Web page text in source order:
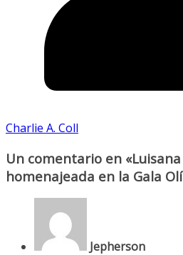
Charlie A. Coll
Un comentario en «
homenajeada en la Gala
Jepherson